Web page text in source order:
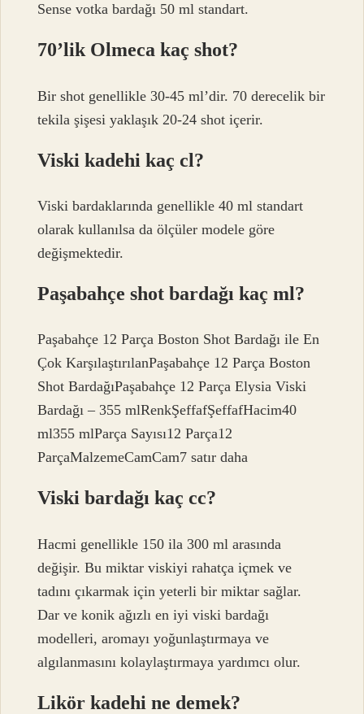
Sense votka bardağı 50 ml standart.
70’lik Olmeca kaç shot?
Bir shot genellikle 30-45 ml’dir. 70 derecelik bir
tekila şişesi yaklaşık 20-24 shot içerir.
Viski kadehi kaç cl?
Viski bardaklarında genellikle 40 ml standart
olarak kullanılsa da ölçüler modele göre
değişmektedir.
Paşabahçe shot bardağı kaç ml?
Paşabahçe 12 Parça Boston Shot Bardağı ile En
Çok KarşılaştırılanPaşabahçe 12 Parça Boston
Shot BardağıPaşabahçe 12 Parça Elysia Viski
Bardağı – 355 mlRenkŞeffafŞeffafHacim40
ml355 mlParça Sayısı12 Parça12
ParçaMalzemeCamCam7 satır daha
Viski bardağı kaç cc?
Hacmi genellikle 150 ila 300 ml arasında
değişir. Bu miktar viskiyi rahatça içmek ve
tadını çıkarmak için yeterli bir miktar sağlar.
Dar ve konik ağızlı en iyi viski bardağı
modelleri, aromayı yoğunlaştırmaya ve
algılanmasını kolaylaştırmaya yardımcı olur.
Likör kadehi ne demek?